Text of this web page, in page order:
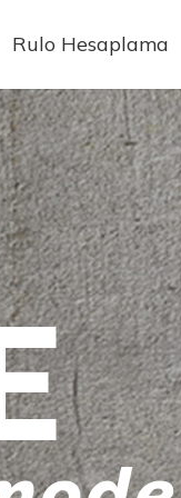
Rulo Hesaplama